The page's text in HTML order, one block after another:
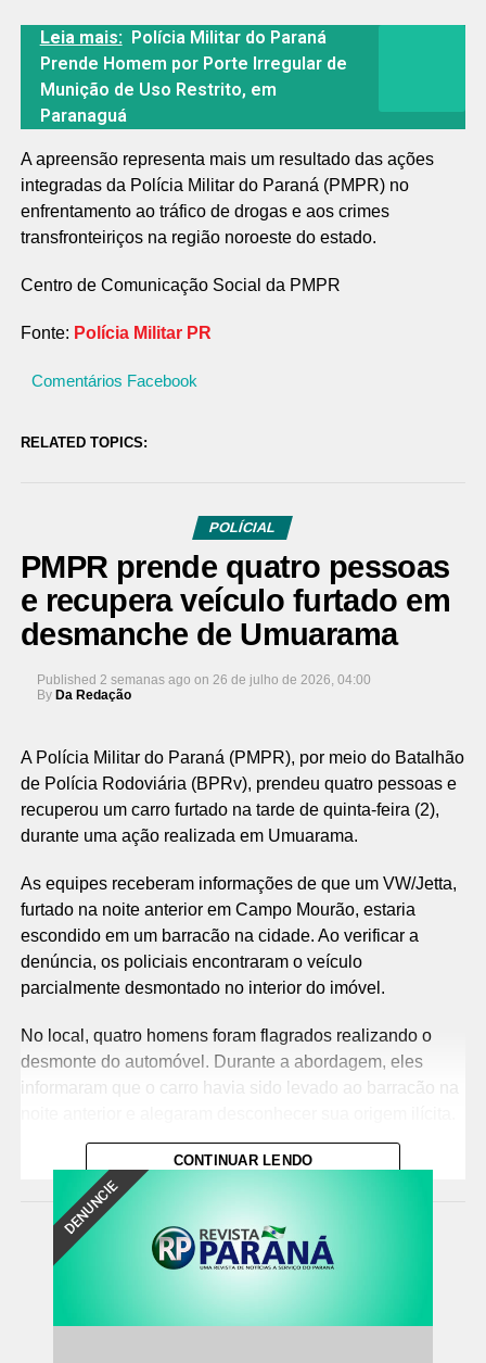
Leia mais: Polícia Militar do Paraná
Prende Homem por Porte Irregular de
Munição de Uso Restrito, em
Paranaguá
A apreensão representa mais um resultado das ações
integradas da Polícia Militar do Paraná (PMPR) no
enfrentamento ao tráfico de drogas e aos crimes
transfronteiriços na região noroeste do estado.
Centro de Comunicação Social da PMPR
Fonte: Polícia Militar PR
Comentários Facebook
RELATED TOPICS:
POLÍCIAL
PMPR prende quatro pessoas
e recupera veículo furtado em
desmanche de Umuarama
Published 2 semanas ago on 26 de julho de 2026, 04:00
By Da Redação
A Polícia Militar do Paraná (PMPR), por meio do Batalhão
de Polícia Rodoviária (BPRv), prendeu quatro pessoas e
recuperou um carro furtado na tarde de quinta-feira (2),
durante uma ação realizada em Umuarama.
As equipes receberam informações de que um VW/Jetta,
furtado na noite anterior em Campo Mourão, estaria
escondido em um barracão na cidade. Ao verificar a
denúncia, os policiais encontraram o veículo
parcialmente desmontado no interior do imóvel.
No local, quatro homens foram flagrados realizando o
desmonte do automóvel. Durante a abordagem, eles
informaram que o carro havia sido levado ao barracão na
Os suspeitos foram presos em flagrante e encaminhados,
juntamente com o veículo recuperado, à Delegacia da
Polícia Civil de Umuarama para os procedimentos de
polícia judiciária. O prejuízo estimado ao crime é de
aproximadamente R$ 260 mil.
CONTINUAR LENDO
DENUNCIE